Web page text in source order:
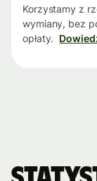
Korzystamy z
wymiany, bez
opłaty.